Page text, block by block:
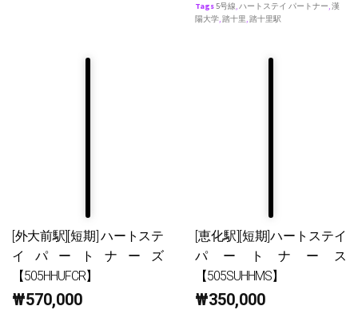
Tags 5号線,ハートステイ パートナー,漢
陽大学,踏十里,踏十里駅
[外大前駅][短期] ハートステ
イパートナーズ
【505HHUFCR】
₩570,000
[恵化駅][短期]ハートステイ
パートナース
【505SUHHMS】
₩350,000